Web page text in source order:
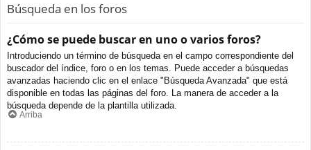
Búsqueda en los foros
¿Cómo se puede buscar en uno o varios foros?
Introduciendo un término de búsqueda en el campo correspondiente del
buscador del índice, foro o en los temas. Puede acceder a búsquedas
avanzadas haciendo clic en el enlace "Búsqueda Avanzada" que está
disponible en todas las páginas del foro. La manera de acceder a la
búsqueda depende de la plantilla utilizada.
Arriba